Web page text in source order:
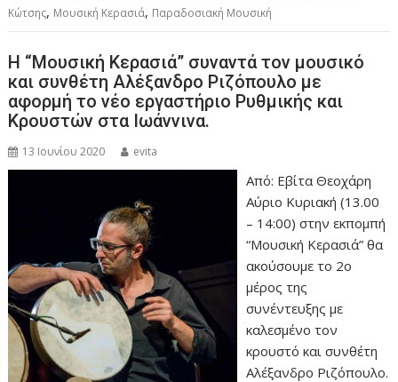
Κώτσης, Μουσική Κερασιά, Παραδοσιακή Μουσική
Η “Μουσική Κερασιά” συναντά τον μουσικό
και συνθέτη Αλέξανδρο Ριζόπουλο με
αφορμή το νέο εργαστήριο Ρυθμικής και
Κρουστών στα Ιωάννινα.
13 Ιουνίου 2020 evita
Από: Εβίτα Θεοχάρη
Αύριο Κυριακή (13.00
– 14:00) στην εκπομπή
“Μουσική Κερασιά” θα
ακούσουμε το 2ο
μέρος της
συνέντευξης με
καλεσμένο τον
κρουστό και συνθέτη
Αλέξανδρο Ριζόπουλο.